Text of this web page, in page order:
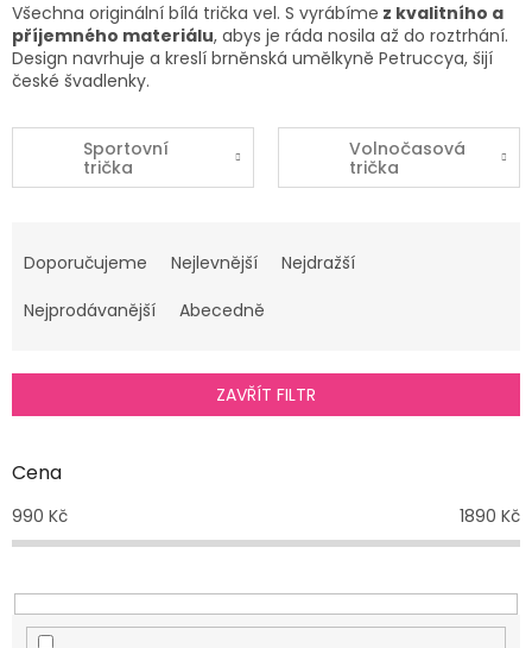
Všechna originální bílá trička vel. S vyrábíme z kvalitního a
příjemného materiálu, abys je ráda nosila až do roztrhání.
Design navrhuje a kreslí brněnská umělkyně Petruccya, šijí
české švadlenky.
Sportovní
trička
Volnočasová
trička
a
e
í
r
d
k
t
Doporučujeme Nejlevnější
Nejdražší
Nejprodávanější
Abecedně
ZAVŘÍT FILTR
Cena
990 Kč 1890 Kč